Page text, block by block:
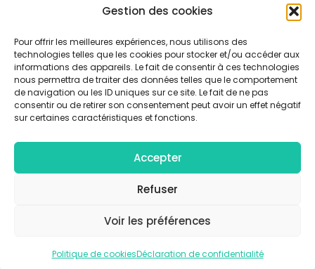
Gestion des cookies
Pour offrir les meilleures expériences, nous utilisons des
technologies telles que les cookies pour stocker et/ou accéder aux
informations des appareils. Le fait de consentir à ces technologies
nous permettra de traiter des données telles que le comportement
de navigation ou les ID uniques sur ce site. Le fait de ne pas
consentir ou de retirer son consentement peut avoir un effet négatif
sur certaines caractéristiques et fonctions.
Accepter
Refuser
Voir les préférences
Politique de cookiesDéclaration de confidentialité
Navigation
De
L’article
Vin
© Collectif F/4 - Tous droits réservés |